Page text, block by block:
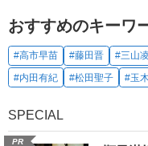
おすすめのキーワ
#高市早苗 #藤田晋 #三山
#内田有紀
#松田聖子 #玉
SPECIAL
PR